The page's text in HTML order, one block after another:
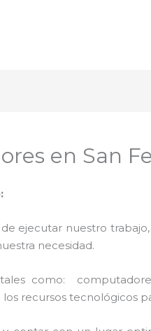
en San
ejecutar nuestro
necesidad.
como:
recursos tecnológicos